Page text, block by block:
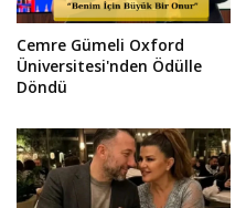
Cemre Gümeli Oxford
Üniversitesi'nden Ödülle
Döndü